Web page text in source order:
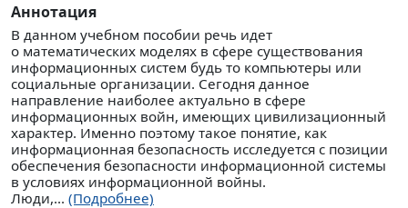
Аннотация
В данном учебном пособии речь идет
о математических моделях в сфере существования
информационных систем будь то компьютеры или
социальные организации. Сегодня данное
направление наиболее актуально в сфере
информационных войн, имеющих цивилизационный
характер. Именно поэтому такое понятие, как
информационная безопасность исследуется с позиции
обеспечения безопасности информационной системы
в условиях информационной войны.
Люди,... (Подробнее)